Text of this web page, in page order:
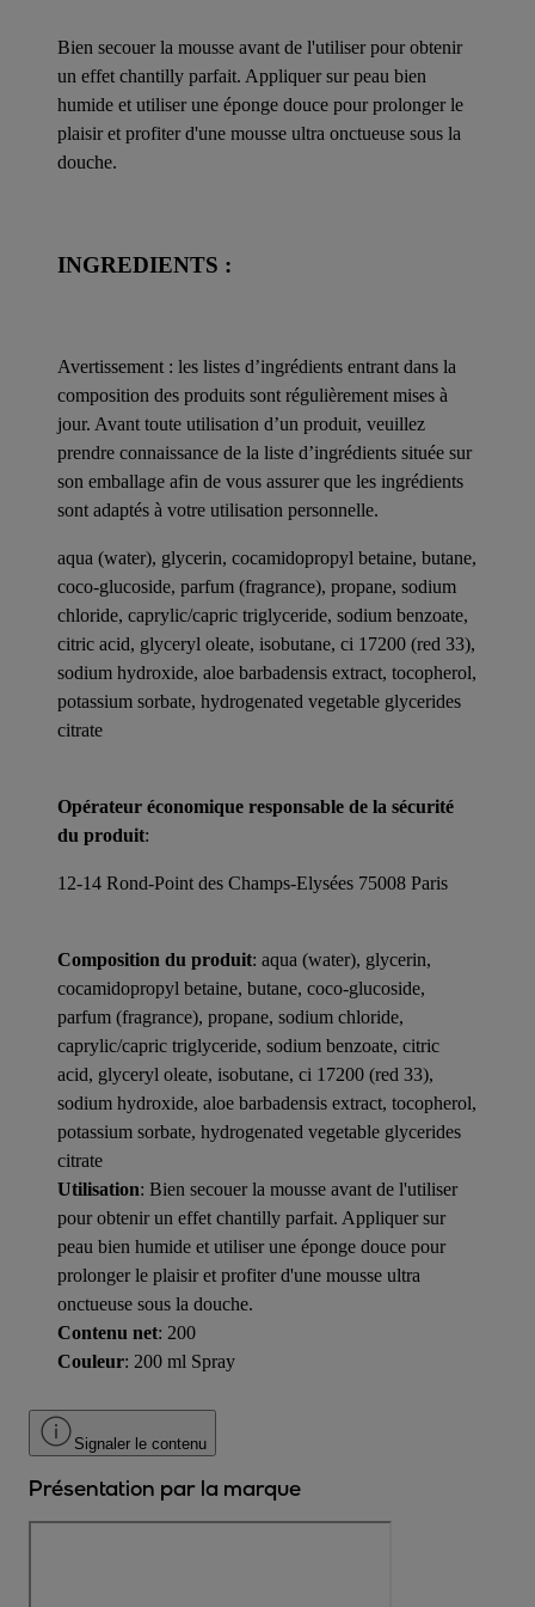
Bien secouer la mousse avant de l'utiliser pour obtenir
un effet chantilly parfait. Appliquer sur peau bien
humide et utiliser une éponge douce pour prolonger le
plaisir et profiter d'une mousse ultra onctueuse sous la
douche.
INGREDIENTS :
Avertissement : les listes d’ingrédients entrant dans la
composition des produits sont régulièrement mises à
jour. Avant toute utilisation d’un produit, veuillez
prendre connaissance de la liste d’ingrédients située sur
son emballage afin de vous assurer que les ingrédients
sont adaptés à votre utilisation personnelle.
aqua (water), glycerin, cocamidopropyl betaine, butane,
coco-glucoside, parfum (fragrance), propane, sodium
chloride, caprylic/capric triglyceride, sodium benzoate,
citric acid, glyceryl oleate, isobutane, ci 17200 (red 33),
sodium hydroxide, aloe barbadensis extract, tocopherol,
potassium sorbate, hydrogenated vegetable glycerides
citrate
Opérateur économique responsable de la sécurité
du produit:
12-14 Rond-Point des Champs-Elysées 75008 Paris
Composition du produit: aqua (water), glycerin,
cocamidopropyl betaine, butane, coco-glucoside,
parfum (fragrance), propane, sodium chloride,
caprylic/capric triglyceride, sodium benzoate, citric
acid, glyceryl oleate, isobutane, ci 17200 (red 33),
sodium hydroxide, aloe barbadensis extract, tocopherol,
potassium sorbate, hydrogenated vegetable glycerides
citrate
Utilisation: Bien secouer la mousse avant de l'utiliser
pour obtenir un effet chantilly parfait. Appliquer sur
peau bien humide et utiliser une éponge douce pour
prolonger le plaisir et profiter d'une mousse ultra
onctueuse sous la douche.
Contenu net: 200
Couleur: 200 ml Spray
Signaler le contenu
Présentation par la marque